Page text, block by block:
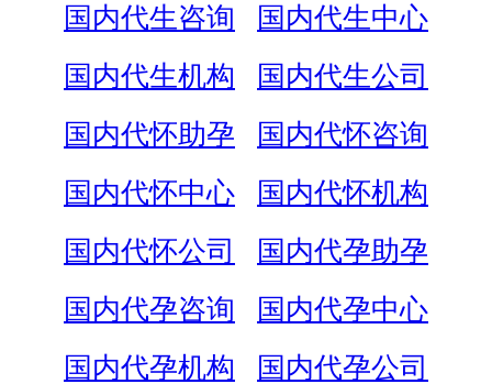
国内代生咨询
国内代生中心
国内代生机构
国内代生公司
国内代怀助孕
国内代怀咨询
国内代怀中心
国内代怀机构
国内代怀公司
国内代孕助孕
国内代孕咨询
国内代孕中心
国内代孕机构
国内代孕公司